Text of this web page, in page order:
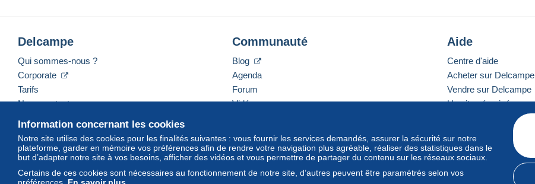
Information concernant les cookies
Notre site utilise des cookies pour les finalités suivantes : vous fournir les services demandés, assurer la sécurité sur notre
plateforme, garder en mémoire vos préférences afin de rendre votre navigation plus agréable, réaliser des statistiques dans le
but d’adapter notre site à vos besoins, afficher des vidéos et vous permettre de partager du contenu sur les réseaux sociaux.
Certains de ces cookies sont nécessaires au fonctionnement de notre site, d’autres peuvent être paramétrés selon vos
préférences. En savoir plus
Delcampe
Qui sommes-nous ?
Corporate
Tarifs
Nous contacter
Communauté
Blog
Agenda
Forum
Vidéos
Aide
Centre d'aide
Acheter sur Delcampe
Vendre sur Delcampe
Un site sécurisé
Français USD America/Indiana/Vevay Mode standard